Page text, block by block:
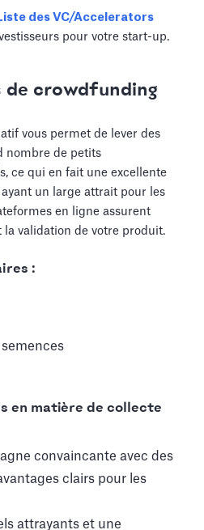
des VC/Accelerators
pour votre start-up.
crowdfunding
vous permet de lever des
nombre de petits
ce qui en fait une excellente
un large attrait pour les
en ligne assurent
validation de votre produit.
:
semences
en matière de collecte
convaincante avec des
clairs pour les
attrayants et une